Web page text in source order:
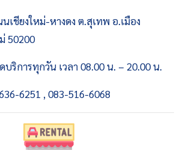
ชียงใหม่-หางดง ต.สุเทพ อ.เมือง
50200
บริการทุกวัน เวลา 08.00 น. – 20.00 น.
6251 , 083-516-6068